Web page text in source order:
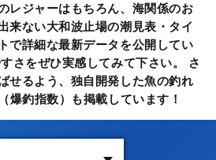
レジャーはもちろん、海関係のお
来ない大和波止場の潮見表・タイ
で詳細な最新データを公開してい
さをぜひ実感してみて下さい。 さ
せるよう、独自開発した魚の釣れ
爆釣指数）も掲載しています！